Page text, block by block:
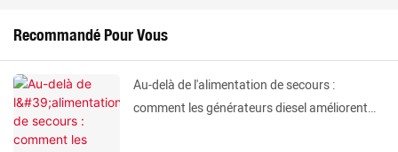
Recommandé Pour Vous
Au-delà de l'alimentation de secours :
comment les générateurs diesel améliorent